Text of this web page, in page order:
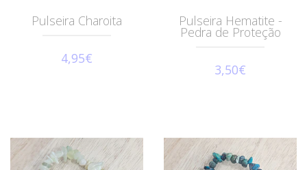
Pulseira Charoita
4,95€
Pulseira Hematite -
Pedra de Proteção
3,50€